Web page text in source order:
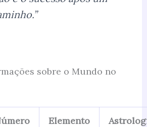
sobre o Mundo no
Elemento